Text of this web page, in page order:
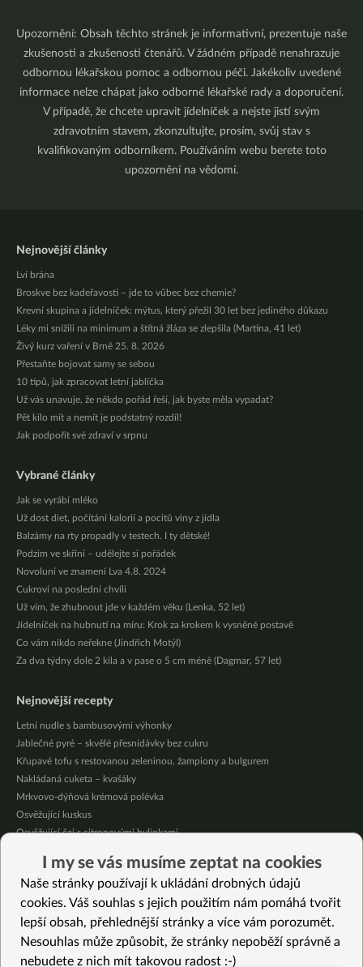
Upozornění: Obsah těchto stránek je informativní, prezentuje naše
zkušenosti a zkušenosti čtenářů. V žádném případě nenahrazuje
odbornou lékařskou pomoc a odbornou péči. Jakékoliv uvedené
informace nelze chápat jako odborné lékařské rady a doporučení.
V případě, že chcete upravit jídelníček a nejste jistí svým
zdravotním stavem, zkonzultujte, prosím, svůj stav s
kvalifikovaným odborníkem. Používáním webu berete toto
upozornění na vědomí.
Nejnovější články
Lví brána
Broskve bez kadeřavosti – jde to vůbec bez chemie?
Krevní skupina a jídelníček: mýtus, který přežil 30 let bez jediného důkazu
Léky mi snížili na minimum a štítná žláza se zlepšila (Martina, 41 let)
Živý kurz vaření v Brně 25. 8. 2026
Přestaňte bojovat samy se sebou
10 tipů, jak zpracovat letní jablíčka
Už vás unavuje, že někdo pořád řeší, jak byste měla vypadat?
Pět kilo mít a nemít je podstatný rozdíl!
Jak podpořit své zdraví v srpnu
Vybrané články
Jak se vyrábí mléko
Už dost diet, počítání kalorií a pocitů viny z jídla
Balzámy na rty propadly v testech. I ty dětské!
Podzim ve skříni – udělejte si pořádek
Novoluní ve znamení Lva 4.8. 2024
Cukroví na poslední chvíli
Už vím, že zhubnout jde v každém věku (Lenka, 52 let)
Jídelníček na hubnutí na míru: Krok za krokem k vysněné postavě
Co vám nikdo neřekne (Jindřich Motýl)
Za dva týdny dole 2 kila a v pase o 5 cm méně (Dagmar, 57 let)
Nejnovější recepty
Letní nudle s bambusovými výhonky
Jablečné pyré – skvělé přesnídávky bez cukru
Křupavé tofu s restovanou zeleninou, žampiony a bulgurem
Nakládaná cuketa – kvašáky
Mrkvovo-dýňová krémová polévka
Osvěžující kuskus
Osvěžující čaj s citronovými bylinkami
Čokoládové muffiny s mangovým krémem
Meruňky a jablka v citrónovém želé
Vybrané recepty
I my se vás musíme zeptat na cookies
Naše stránky používají k ukládání drobných údajů
cookies. Váš souhlas s jejich použitím nám pomáhá tvořit
lepší obsah, přehlednější stránky a více vám porozumět.
Nesouhlas může způsobit, že stránky nepoběží správně a
nebudete z nich mít takovou radost :-)